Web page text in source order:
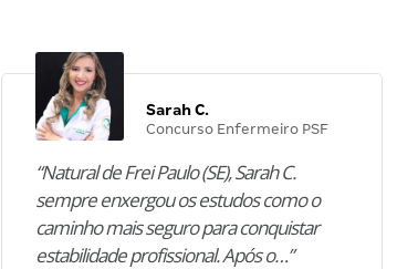
Sarah C.
Concurso Enfermeiro PSF
“Natural de Frei Paulo (SE), Sarah C.
sempre enxergou os estudos como o
caminho mais seguro para conquistar
estabilidade profissional. Após o…”